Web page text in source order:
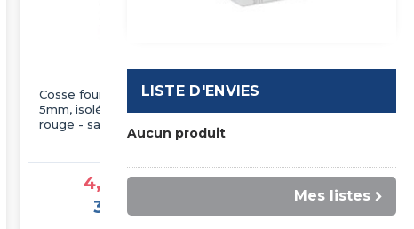
Cosse fourches à sertir
5mm, isolé, 0.5-1.5mm²,
rouge - sachet de 100
4,56 €TTC
3,80 €HT
Cosse fourches à sertir
6mm, isolé, 0.5-1.5mm²,
4,75 €TTC
3,96 €HT
LISTE D'ENVIES
Aucun produit
Mes listes